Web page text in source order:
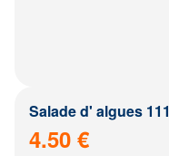
Salade d' algues 111
4.50 €